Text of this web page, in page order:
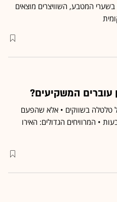
המטבע, השוויצרים מוצאים
טלטלה בשווקים • אלא שהפעם
נחלש בכ־10% מול סל המטבעות • המרוויחים הגדולים: האירו